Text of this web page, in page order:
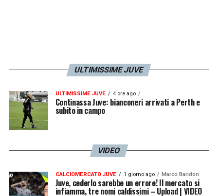
ULTIMISSIME JUVE
ULTIMISSIME JUVE 4 ore ago
Continassa Juve: bianconeri arrivati a Perth e
subito in campo
VIDEO
CALCIOMERCATO JUVE 1 giorno ago Marco Baridon
Juve, cederlo sarebbe un errore! Il mercato si
infiamma, tre nomi caldissimi – Upload | VIDEO